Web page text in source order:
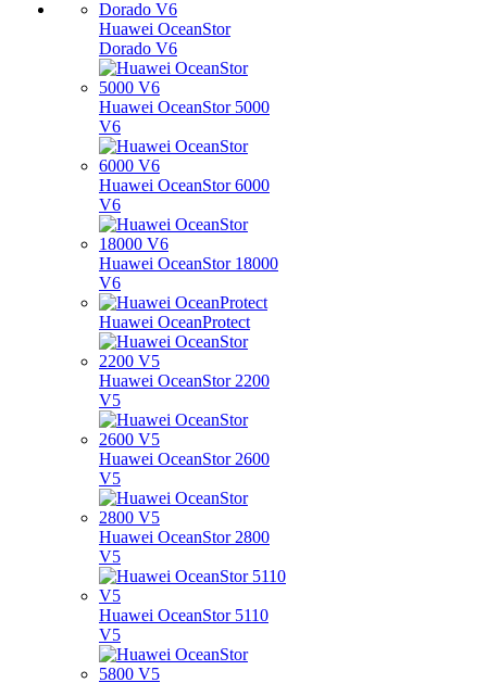
Huawei OceanStor
Dorado V6
Huawei OceanStor 5000
V6
Huawei OceanStor 6000
V6
Huawei OceanStor 18000
V6
Huawei OceanProtect
Huawei OceanStor 2200
V5
Huawei OceanStor 2600
V5
Huawei OceanStor 2800
V5
Huawei OceanStor 5110
V5